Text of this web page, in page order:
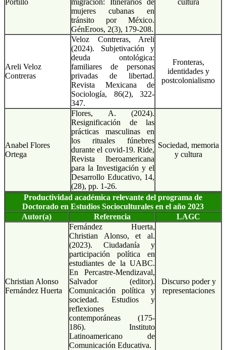
mujeres cubanas en
tránsito por México.
GénEroos, 2(3), 179-208.
Areli Veloz
Contreras
Veloz Contreras, Areli
(2024). Subjetivación y
deuda ontológica:
familiares de personas
privadas de libertad.
Revista Mexicana de
Sociología, 86(2), 322-
347.
Fronteras,
identidades y
postcolonialismo
Anabel Flores
Ortega
Flores, A. (2024).
Resignificación de las
prácticas masculinas en
los rituales fúnebres
durante el covid-19. Ride,
Revista Iberoamericana
para la Investigación y el
Desarrollo Educativo, 14,
(28), pp. 1-26.
Sociedad, memoria
y cultura
Productividad académica relevante del programa de
Doctorado en Estudios Socioculturales en el año 2023
Autor(a)
Referencia LAGC
Christian Alonso
Fernández Huerta
Fernández Huerta,
Christian Alonso, et al.
(2023). Ciudadanía y
participación política en
estudiantes de la UABC.
En Percastre-Mendizaval,
Salvador (editor).
Comunicación política y
sociedad. Estudios y
reflexiones
contemporáneas (175-
186). Instituto
Latinoamericano de
Comunicación Educativa.
Discurso poder y
representaciones